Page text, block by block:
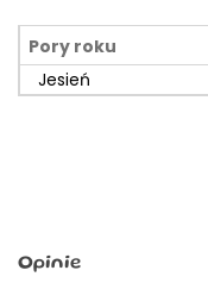
Pory roku
Jesień
Opinie